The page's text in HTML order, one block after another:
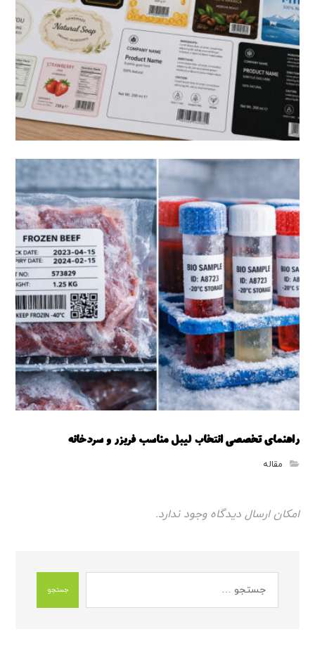
راهنمای کامل انتخاب جنس لیبل برای هر نوع محصول
راهنمای تخصصی انتخاب لیبل مناسب فریزر و سردخانه
مقاله
امکان ارسال دیدگاه وجود ندارد.
جستجو